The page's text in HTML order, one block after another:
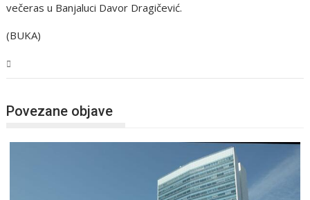
večeras u Banjaluci Davor Dragičević.
(BUKA)
Povezane objave